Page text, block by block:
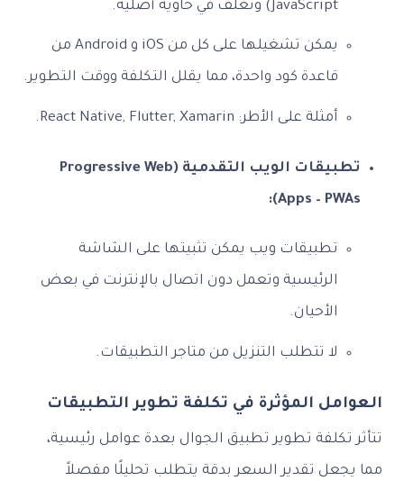
JavaScript) وتُغلف في حاوية أصلية.
يمكن تشغيلها على كل من iOS و Android من
قاعدة كود واحدة، مما يقلل التكلفة ووقت التطوير.
أمثلة على الأطر: React Native, Flutter, Xamarin.
تطبيقات الويب التقدمية (Progressive Web
Apps – PWAs):
تطبيقات ويب يمكن تثبيتها على الشاشة
الرئيسية وتعمل دون اتصال بالإنترنت في بعض
الأحيان.
لا تتطلب التنزيل من متاجر التطبيقات.
العوامل المؤثرة في تكلفة تطوير التطبيقات
تتأثر تكلفة تطوير تطبيق الجوال بعدة عوامل رئيسية،
مما يجعل تقدير السعر بدقة يتطلب تحليلًا مفصلاً